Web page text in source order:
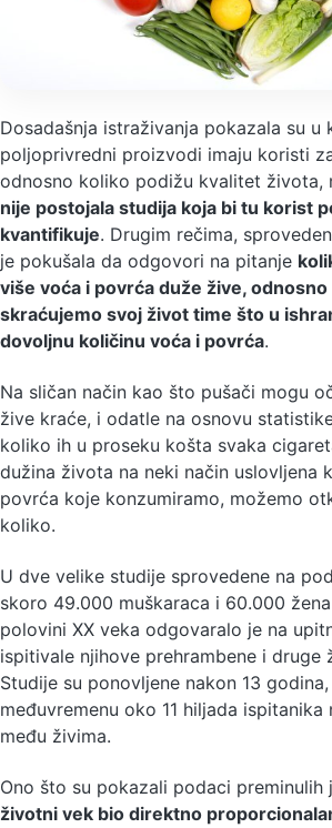
Dosadašnja istraživanja pokazala su u
poljoprivredni proizvodi imaju koristi
odnosno koliko podižu kvalitet života,
nije postojala studija koja bi tu korist
kvantifikuje. Drugim rečima,
je pokušala da odgovori na pitanje
više voća i povrća duže žive,
skraćujemo svoj život time što u
dovoljnu količinu voća i povrća.
Na sličan način kao što pušači mogu
žive kraće, i odatle na osnovu
koliko ih u proseku košta svaka
dužina života na neki način uslovljena
povrća koje konzumiramo, možemo
koliko.
U dve velike studije sprovedene na
skoro 49.000 muškaraca i 60.000
polovini XX veka odgovaralo je na
ispitivale njihove prehrambene i druge
Studije su ponovljene nakon 13 godina,
međuvremenu oko 11 hiljada ispitanika
među živima.
Ono što su pokazali podaci preminulih
životni vek bio direktno